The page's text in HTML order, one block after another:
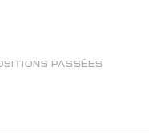
PASSÉES